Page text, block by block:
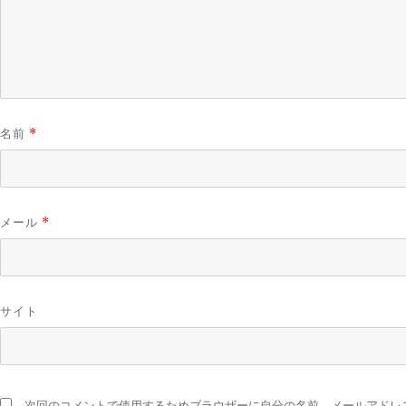
名前 *
メール *
サイト